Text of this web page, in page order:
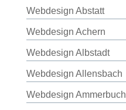
Webdesign Abstatt
Webdesign Achern
Webdesign Albstadt
Webdesign Allensbach
Webdesign Ammerbuch